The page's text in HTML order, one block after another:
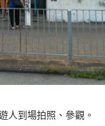
到場拍照、參觀。